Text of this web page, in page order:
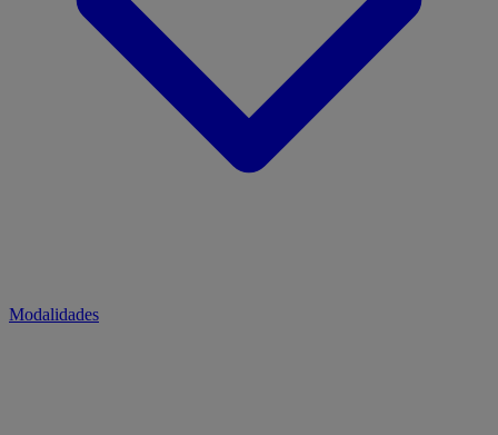
Modalidades